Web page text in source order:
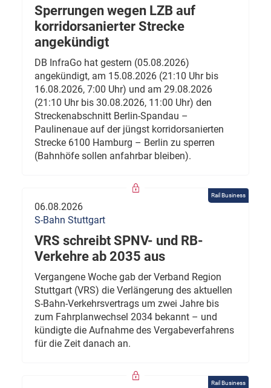
Sperrungen wegen LZB auf
korridorsanierter Strecke
angekündigt
DB InfraGo hat gestern (05.08.2026)
angekündigt, am 15.08.2026 (21:10 Uhr bis
16.08.2026, 7:00 Uhr) und am 29.08.2026
(21:10 Uhr bis 30.08.2026, 11:00 Uhr) den
Streckenabschnitt Berlin-Spandau –
Paulinenaue auf der jüngst korridorsanierten
Strecke 6100 Hamburg – Berlin zu sperren
(Bahnhöfe sollen anfahrbar bleiben).
Rail Business
06.08.2026
S-Bahn Stuttgart
VRS schreibt SPNV- und RB-
Verkehre ab 2035 aus
Vergangene Woche gab der Verband Region
Stuttgart (VRS) die Verlängerung des aktuellen
S-Bahn-Verkehrsvertrags um zwei Jahre bis
zum Fahrplanwechsel 2034 bekannt – und
kündigte die Aufnahme des Vergabeverfahrens
für die Zeit danach an.
Rail Business